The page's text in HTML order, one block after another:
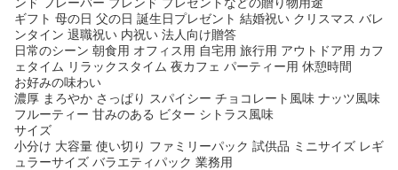
ギフト 母の日 父の日 誕生日プレゼント 結婚祝い クリスマス バレ
ンタイン 退職祝い 内祝い 法人向け贈答
日常のシーン 朝食用 オフィス用 自宅用 旅行用 アウトドア用 カフ
ェタイム リラックスタイム 夜カフェ パーティー用 休憩時間
お好みの味わい
濃厚 まろやか さっぱり スパイシー チョコレート風味 ナッツ風味
フルーティー 甘みのある ビター シトラス風味
サイズ
小分け 大容量 使い切り ファミリーパック 試供品 ミニサイズ レギ
ュラーサイズ バラエティパック 業務用